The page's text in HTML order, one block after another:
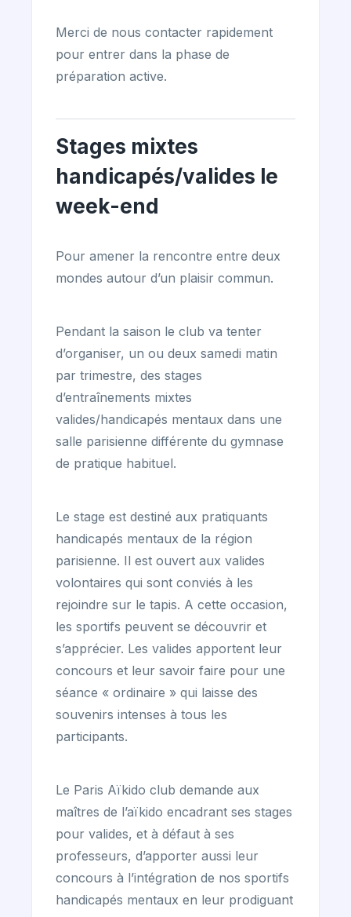
Merci de nous contacter rapidement
pour entrer dans la phase de
préparation active.
Stages mixtes
handicapés/valides le
week-end
Pour amener la rencontre entre deux
mondes autour d’un plaisir commun.
Pendant la saison le club va tenter
d’organiser, un ou deux samedi matin
par trimestre, des stages
d’entraînements mixtes
valides/handicapés mentaux dans une
salle parisienne différente du gymnase
de pratique habituel.
Le stage est destiné aux pratiquants
handicapés mentaux de la région
parisienne. Il est ouvert aux valides
volontaires qui sont conviés à les
rejoindre sur le tapis. A cette occasion,
les sportifs peuvent se découvrir et
s’apprécier. Les valides apportent leur
concours et leur savoir faire pour une
séance « ordinaire » qui laisse des
souvenirs intenses à tous les
participants.
Le Paris Aïkido club demande aux
maîtres de l’aïkido encadrant ses stages
pour valides, et à défaut à ses
professeurs, d’apporter aussi leur
concours à l’intégration de nos sportifs
handicapés mentaux en leur prodiguant